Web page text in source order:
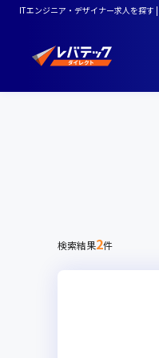
ITエンジニア・デザイナー求人を探す
検索結果2件